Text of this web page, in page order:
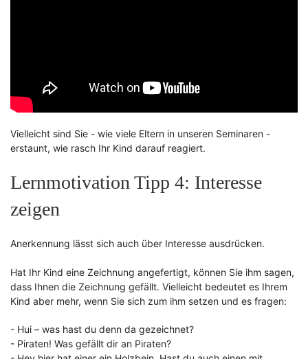
Vielleicht sind Sie - wie viele Eltern in unseren Seminaren -
erstaunt, wie rasch Ihr Kind darauf reagiert.
Lernmotivation Tipp 4: Interesse
zeigen
Anerkennung lässt sich auch über Interesse ausdrücken.
Hat Ihr Kind eine Zeichnung angefertigt, können Sie ihm sagen,
dass Ihnen die Zeichnung gefällt. Vielleicht bedeutet es Ihrem
Kind aber mehr, wenn Sie sich zum ihm setzen und es fragen:
- Hui – was hast du denn da gezeichnet?
- Piraten! Was gefällt dir an Piraten?